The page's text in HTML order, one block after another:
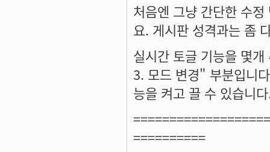
처음엔 그냥 간단한 수
요. 게시판 성격과는 좀
실시간 토글 기능을 몇
3. 모드 변경" 부분입니
능을 켜고 끌 수 있습니
==========